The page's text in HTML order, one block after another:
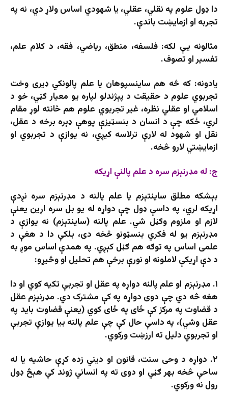
دا ډول علوم په نقلي، عقلي، یا شهودي اساس ولاړ دي، نه په
تجربه او ازمايښت باندې.
مثالونه یې لکه: فلسفه، منطق، ریاضي، فقه، د کلام علم،
تفسیر او تصوف.
یادونه: که څه هم ساینسپوهان یا علم پالونکي ډیری وخت
تجربوي علوم د حقیقت د پېژندلو لپاره یو معیار ګڼي، خو د
اسلامي او عقلي نظره، غیر تجربوي علوم هم ځانته لوړ مقام
لري، ځکه چې د انسان د بنسټیزې پوهې ډېره برخه د عقل،
نقل او شهود له لارې ترلاسه کیږي، نه یوازې د تجربوي او
ازمایښتي لارو څخه.
ج: له مډرنېزم سره د علم پالنې اړیکه
بېشکه مطلق ساینتېزم یا علم پالنه د مډرنېزم سره نږدې
اړیکه لري، په داسې ډول چې دواړه له یو بل سره اړین یعنې
لازم او ملزوم وګڼل شي. علم پالنه (ساینتېزم) نه یوازې د
مډرنېزم یو له فکري بنسټونو څخه دی، بلکې دا د هغې د
علمی اساس په توګه هم ګڼل کېږي. په همدې اساس موږ به
د دې اړیکې لاملونه او نورې برخې هم تحلیل او وڅیړو:
۱. مډرنېزم او علم پالنه دواړه په عقل او تجربې تکیه کوي او دا
هغه څه دي چې دوی دواړه په کې مشترک دي. مډرنېزم عقل
د قضاوت په مرکز کې ځای په ځای کوي (یعنې قضاوت باید په
عقل وشي)، په داسې حال کې چې علم پالنه بیا یوازې تجربې
او تجربوي دلیل ته ارزښت ورکوي.
۲. دواړه د وحی سنت، قانون او دیني زده کړې حاشیه یا له
ساحې څخه بهر ګڼي او دوی ته په انساني ژوند کې هېڅ ډول
رول نه ورکوي.